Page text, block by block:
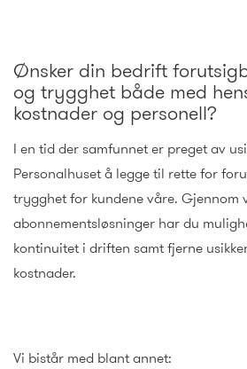
Ønsker din bedrift
og trygghet både med
kostnader og personell?
I en tid der samfunnet er preget av
Personalhuset å legge til rette for
trygghet for kundene våre. Gjennom
abonnementsløsninger har du
kontinuitet i driften samt fjerne
kostnader.
Vi bistår med blant annet: ​